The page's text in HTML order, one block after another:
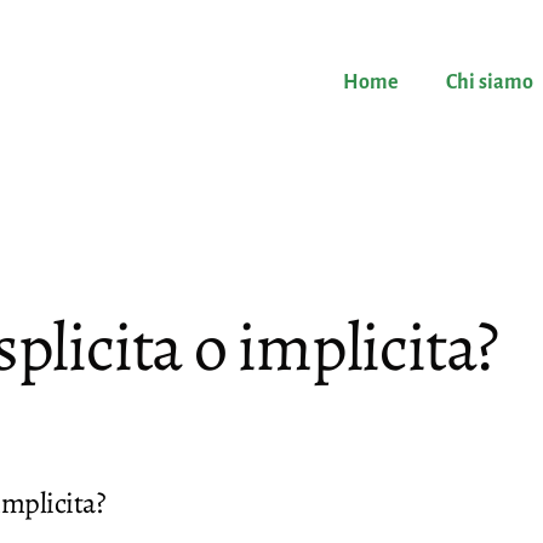
Home Chi siamo
o implicita?